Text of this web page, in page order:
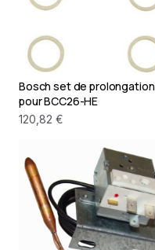
Bosch set de prolongation
pour BCC26-HE
120,82 €